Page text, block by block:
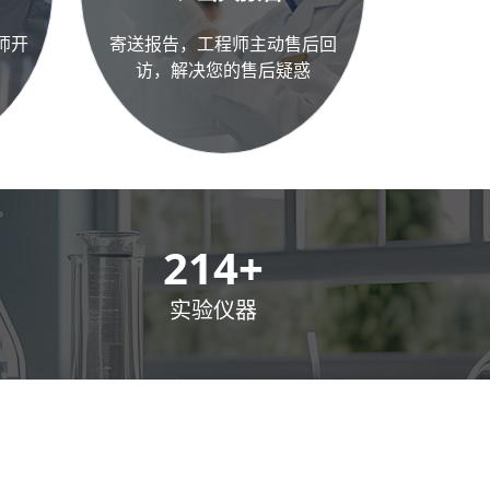
开
寄送报告，工程师主动售后回
访，解决您的售后疑惑
300+
实验仪器